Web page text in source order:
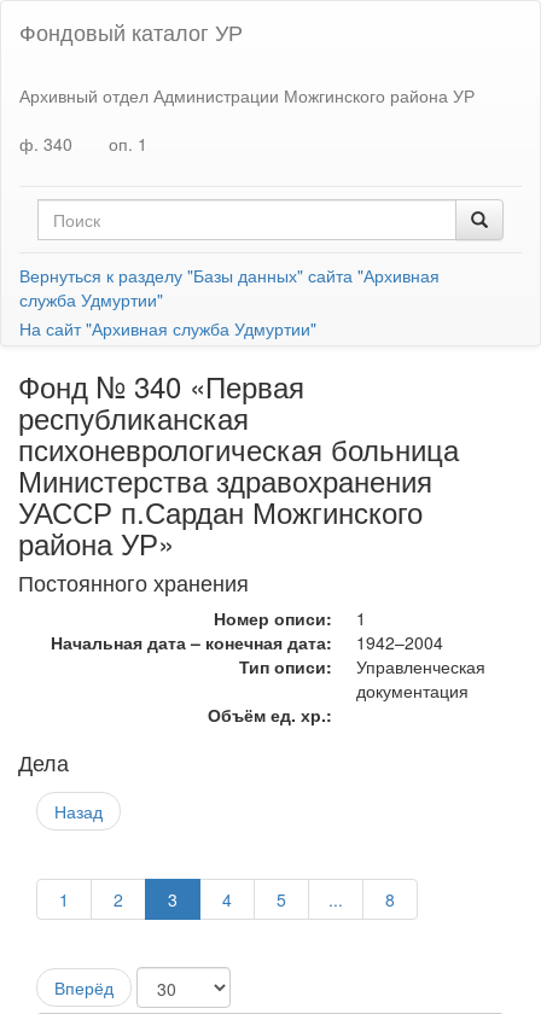
Фондовый каталог УР
Архивный отдел Администрации Можгинского района УР
ф. 340
оп. 1
Вернуться к разделу "Базы данных" сайта "Архивная
служба Удмуртии"
На сайт "Архивная служба Удмуртии"
Фонд № 340 «Первая
республиканская
психоневрологическая больница
Министерства здравохранения
УАССР п.Сардан Можгинского
района УР»
Постоянного хранения
Номер описи:
1
Начальная дата – конечная дата:
1942–2004
Тип описи:
Управленческая
документация
Объём ед. хр.:
Дела
Назад
1 2 3 4 5 ... 8
Вперёд